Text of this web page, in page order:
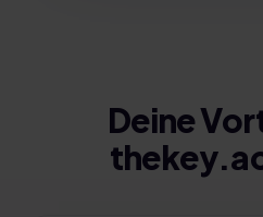
Deine